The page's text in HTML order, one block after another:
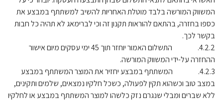
המשווק המורשה בלבד מוטלת האחריות להשיב למשתתף במבצע את
כספו בחזרה, בהתאם להוראות תקנון זה וכי לברימאג לא תהיה כל חבות
בקשר לכך.
4.2.2. התשלום האמור יוחזר תוך 45 ימי עסקים מיום אישור
ההחזרה על-ידי המשווק המורשה.
4.2.3. המשתתף במבצע יחזיר את המוצר המשתתף במבצע
במצב טוב וכשהוא תקין לפעולה, כשכל חלקיו נמצאים, שלמים ותקינים,
ללא שברים ומבלי שנגרם נזק כלשהו למוצר המשתתף במבצע או לחלקיו